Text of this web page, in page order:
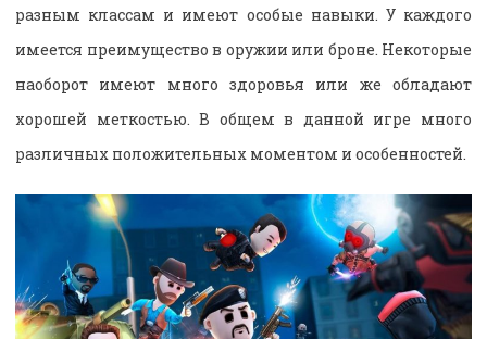
разным классам и имеют особые навыки. У каждого
имеется преимущество в оружии или броне. Некоторые
наоборот имеют много здоровья или же обладают
хорошей меткостью. В общем в данной игре много
различных положительных моментом и особенностей.